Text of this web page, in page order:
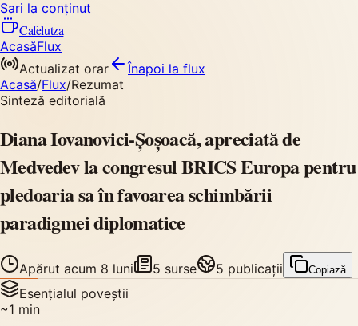
Sari la conținut
Cafelutza
AcasăFlux
Actualizat orar
Înapoi la flux
Acasă/Flux/Rezumat
Sinteză editorială
Diana Iovanovici-Șoșoacă, apreciată de
Medvedev la congresul BRICS Europa pentru
pledoaria sa în favoarea schimbării
paradigmei diplomatice
Apărut acum 8 luni 5 surse 5 publicații Copiază
Esențialul poveștii
~1 min